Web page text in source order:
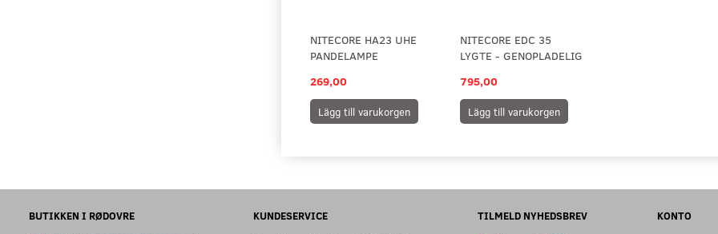
NITECORE HA23 UHE
PANDELAMPE
269,00
Lägg till varukorgen
NITECORE EDC 35
LYGTE - GENOPLADELIG
795,00
Lägg till varukorgen
BUTIKKEN I RØDOVRE
KUNDESERVICE
TILMELD NYHEDSBREV
KONTO